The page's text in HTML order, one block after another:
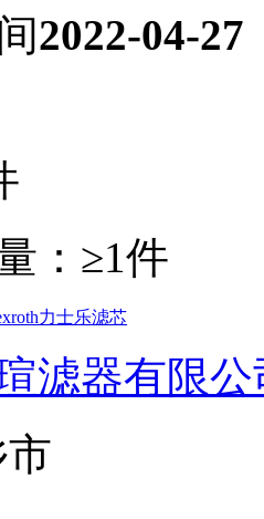
2022-04-27
： ≥1件
力士乐滤芯
滤器有限公